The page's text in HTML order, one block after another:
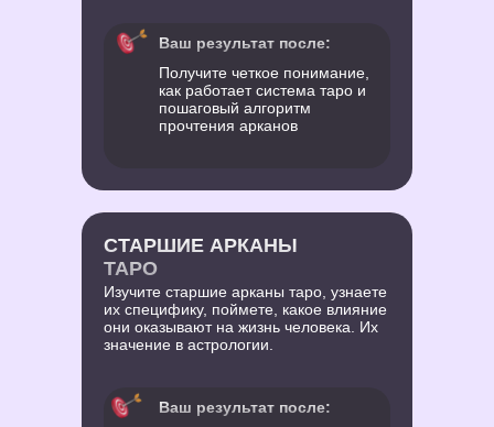
Ваш результат после:
Получите четкое понимание,
как работает система таро и
пошаговый алгоритм
прочтения арканов
Изучите старшие арканы таро, узнаете
их специфику, поймете, какое влияние
они оказывают на жизнь человека. Их
значение в астрологии.
СТАРШИЕ АРКАНЫ
ТАРО
Ваш результат после: